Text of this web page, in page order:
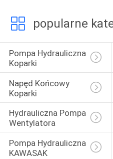
popularne
Pompa Hydrauliczna
Koparki
Napęd Końcowy
Koparki
Hydrauliczna Pompa
Wentylatora
Pompa Hydrauliczna
KAWASAK